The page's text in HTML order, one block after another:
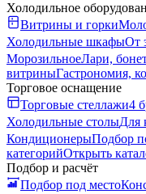
Холодильное
Витрины и горки
Холодильные шкафыОт
МорозильноеЛари,
витриныГастрономия,
Торговое оснащение
Торговые стеллажи4
Холодильные столыДля
КондиционерыПодбор
категорийОткрыть
Подбор и расчёт
Подбор под место